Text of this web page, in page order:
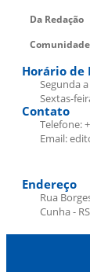
Da Redação
Comunidade
Horário de
Segunda
Sextas-
Contato
Telefone:
Email:
Endereço
Rua
Cunha - RS